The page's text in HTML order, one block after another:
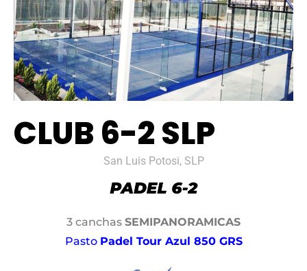
CLUB 6-2 SLP
San Luis Potosi, SLP
3 canchas SEMIPANORAMICAS
Pasto Padel Tour Azul 850 GRS